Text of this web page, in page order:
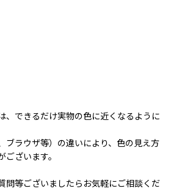
、できるだけ実物の色に近くなるように
ブラウザ等）の違いにより、色の見え方
ざいます。
問等ございましたらお気軽にご相談くだ